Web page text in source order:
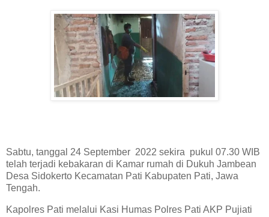
Sabtu, tanggal 24 September 2022 sekira pukul 07.30 WIB
telah terjadi kebakaran di Kamar rumah di Dukuh Jambean
Desa Sidokerto Kecamatan Pati Kabupaten Pati, Jawa
Tengah.
Kapolres Pati melalui Kasi Humas Polres Pati AKP Pujiati